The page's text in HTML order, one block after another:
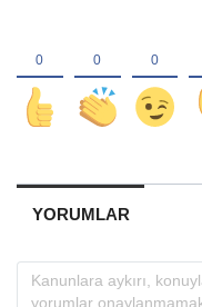
YORUMLAR